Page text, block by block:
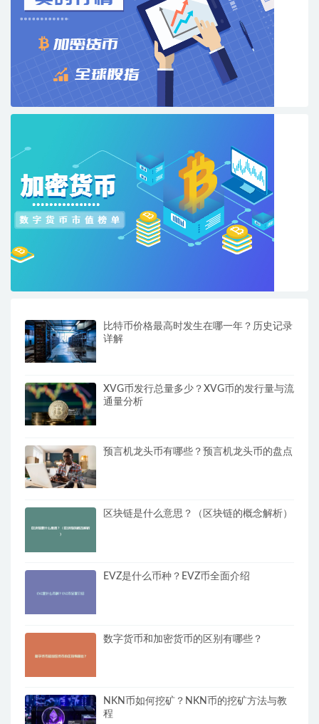
比特币价格最高时发生在哪一年？历史记录
详解
XVG币发行总量多少？XVG币的发行量与流
通量分析
预言机龙头币有哪些？预言机龙头币的盘点
区块链是什么意思？（区块链的概念解析）
EVZ是什么币种？EVZ币全面介绍
数字货币和加密货币的区别有哪些？
NKN币如何挖矿？NKN币的挖矿方法与教
程